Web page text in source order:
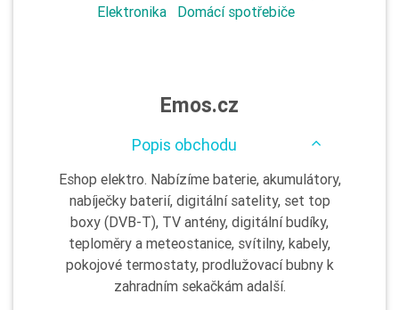
Elektronika
Domácí spotřebiče
Emos.cz
Popis obchodu
Eshop elektro. Nabízíme baterie, akumulátory,
nabíječky baterií, digitální satelity, set top
boxy (DVB-T), TV antény, digitální budíky,
teploměry a meteostanice, svítilny, kabely,
pokojové termostaty, prodlužovací bubny k
zahradním sekačkám adalší.